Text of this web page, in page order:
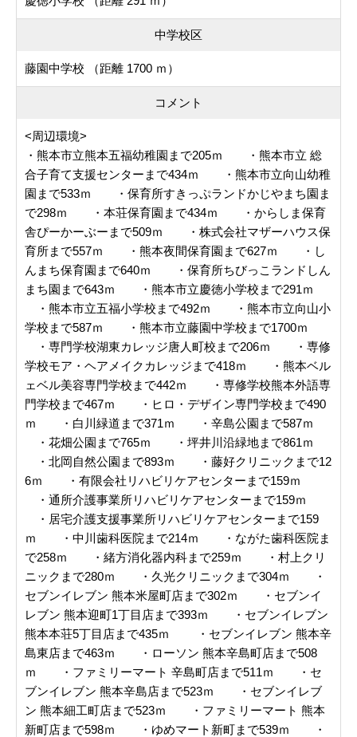
中学校区
藤園中学校 （距離 1700 ｍ）
コメント
<周辺環境>
・熊本市立熊本五福幼稚園まで205ｍ ・熊本市立 総
合子育て支援センターまで434ｍ ・熊本市立向山幼稚
園まで533ｍ ・保育所すきっぷランドかじやまち園ま
で298ｍ ・本荘保育園まで434ｍ ・からしま保育
舎ぴーかーぶーまで509ｍ ・株式会社マザーハウス保
育所まで557ｍ ・熊本夜間保育園まで627ｍ ・し
んまち保育園まで640ｍ ・保育所ちびっこランドしん
まち園まで643ｍ ・熊本市立慶徳小学校まで291ｍ
・熊本市立五福小学校まで492ｍ ・熊本市立向山小
学校まで587ｍ ・熊本市立藤園中学校まで1700ｍ
・専門学校湖東カレッジ唐人町校まで206ｍ ・専修
学校モア・ヘアメイクカレッジまで418ｍ ・熊本ベル
ェベル美容専門学校まで442ｍ ・専修学校熊本外語専
門学校まで467ｍ ・ヒロ・デザイン専門学校まで490
ｍ ・白川緑道まで371ｍ ・辛島公園まで587ｍ
・花畑公園まで765ｍ ・坪井川沿緑地まで861ｍ
・北岡自然公園まで893ｍ ・藤好クリニックまで12
6ｍ ・有限会社リハビリケアセンターまで159ｍ
・通所介護事業所リハビリケアセンターまで159ｍ
・居宅介護支援事業所リハビリケアセンターまで159
ｍ ・中川歯科医院まで214ｍ ・ながた歯科医院ま
で258ｍ ・緒方消化器内科まで259ｍ ・村上クリ
ニックまで280ｍ ・久光クリニックまで304ｍ ・
セブンイレブン 熊本米屋町店まで302ｍ ・セブンイ
レブン 熊本迎町1丁目店まで393ｍ ・セブンイレブン
熊本本荘5丁目店まで435ｍ ・セブンイレブン 熊本辛
島東店まで463ｍ ・ローソン 熊本辛島町店まで508
ｍ ・ファミリーマート 辛島町店まで511ｍ ・セ
ブンイレブン 熊本辛島店まで523ｍ ・セブンイレブ
ン 熊本細工町店まで523ｍ ・ファミリーマート 熊本
新町店まで598ｍ ・ゆめマート新町まで539ｍ ・